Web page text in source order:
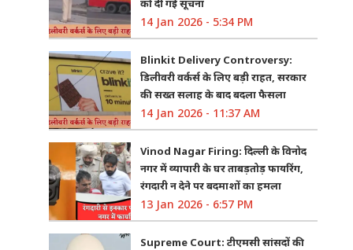
को दी गई सूचना
14 Jan 2026 - 5:34 PM
Blinkit Delivery Controversy:
डिलीवरी वर्कर्स के लिए बड़ी राहत, सरकार
की सख्त सलाह के बाद बदला फैसला
14 Jan 2026 - 11:37 AM
Vinod Nagar Firing: दिल्ली के विनोद
नगर में व्यापारी के घर ताबड़तोड़ फायरिंग,
रंगदारी न देने पर बदमाशों का हमला
13 Jan 2026 - 6:57 PM
Supreme Court: टीएमसी सांसदों की